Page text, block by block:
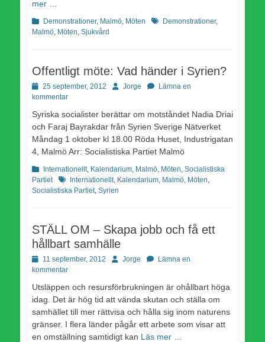
mer …
Kategorier
Demonstrationer, Malmö Möten EtiketterDemonstrationer,
Malmö Möten Sjukvård
Offentligt möte: Vad händer i Syrien?
Publicerad
den
25 september, 2012 Författare
Jorge
Lämna en
kommentar
Syriska socialister berättar om motståndet Nadia Driai
och Faraj Bayrakdar från Syrien Sverige Nätverket
Måndag 1 oktober kl 18.00 Röda Huset, Industrigatan
4, Malmö Arr: Socialistiska Partiet Malmö
Kategorier
Internationellt, Kalendarium Malmö Möten Socialistiska
Partiet
EtiketterInternationellt, Kalendarium Malmö Möten
Socialistiska Partiet, Syrien
STÄLL OM – Skapa jobb och få ett
hållbart samhälle
Publicerad
den
11 september, 2012 Författare
Jorge
Lämna en
kommentar
Utsläppen och resursförbrukningen är ohållbart höga
idag. Det är hög tid att vända skutan och ställa om
samhället till mer rättvisa och hålla sig inom naturens
gränser. I flera länder pågår ett arbete som visar att
en omställning samtidigt kan Läs mer …